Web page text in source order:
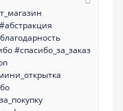
#абстракция
#спасибо_за_заказ